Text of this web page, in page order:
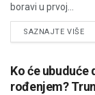
boravi u prvoj...
SAZNAJTE VIŠE
Ko će
rođenjem?